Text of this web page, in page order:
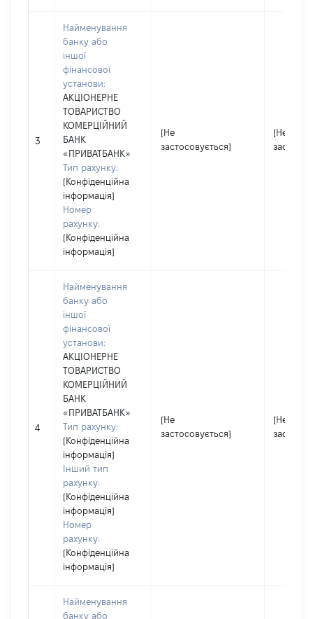
3
Найменування
банку або
іншої
фінансової
установи:
АКЦІОНЕРНЕ
ТОВАРИСТВО
КОМЕРЦІЙНИЙ
БАНК
«ПРИВАТБАНК»
Тип рахунку:
[Конфіденційна
інформація]
Номер
рахунку:
[Конфіденційна
інформація]
[Не
застосовується]
[Не
4
Найменування
банку або
іншої
фінансової
установи:
АКЦІОНЕРНЕ
ТОВАРИСТВО
КОМЕРЦІЙНИЙ
БАНК
«ПРИВАТБАНК»
Тип рахунку:
[Конфіденційна
інформація]
Інший тип
рахунку:
[Конфіденційна
інформація]
Номер
рахунку:
[Конфіденційна
інформація]
[Не
застосовується]
[Не
Найменування
банку або